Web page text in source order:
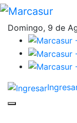
Domingo, 9 de